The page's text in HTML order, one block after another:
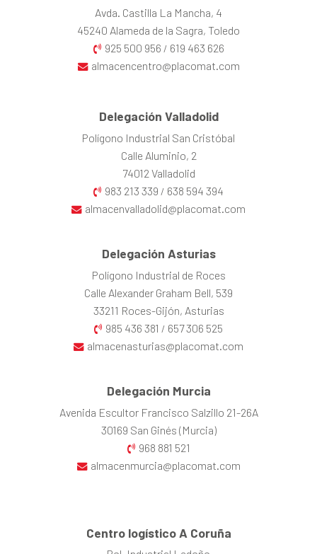
Avda. Castilla La Mancha, 4
45240 Alameda de la Sagra, Toledo
925 500 956 / 619 463 626
almacencentro@placomat.com
Delegación Valladolid
Polígono Industrial San Cristóbal
Calle Aluminio, 2
74012 Valladolid
983 213 339 / 638 594 394
almacenvalladolid@placomat.com
Delegación Asturias
Polígono Industrial de Roces
Calle Alexander Graham Bell, 539
33211 Roces-Gijón, Asturias
985 436 381 / 657 306 525
almacenasturias@placomat.com
Delegación Murcia
Avenida Escultor Francisco Salzillo 21-26A
30169 San Ginés (Murcia)
968 881 521
almacenmurcia@placomat.com
Centro logístico A Coruña